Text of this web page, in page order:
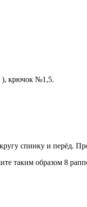
), крючок №1,5.
спинку и перёд.
таким образом 8